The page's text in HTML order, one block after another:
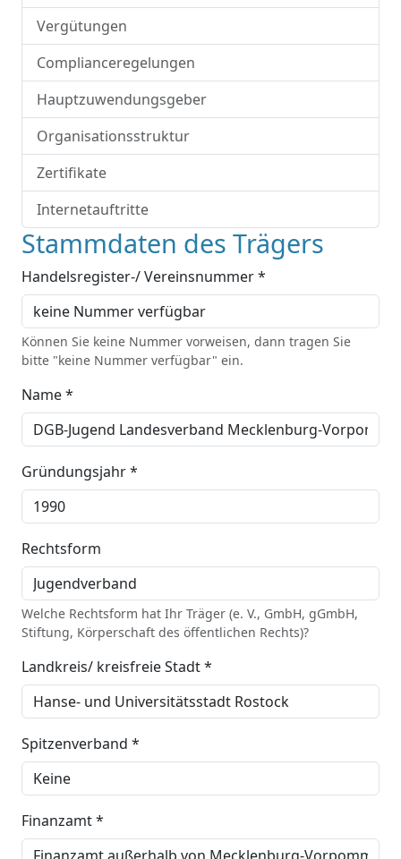
Vergütungen
Complianceregelungen
Hauptzuwendungsgeber
Organisationsstruktur
Zertifikate
Internetauftritte
Stammdaten des Trägers
Handelsregister-/ Vereinsnummer *
Können Sie keine Nummer vorweisen, dann tragen Sie
bitte "keine Nummer verfügbar" ein.
Name *
Gründungsjahr *
Rechtsform
Welche Rechtsform hat Ihr Träger (e. V., GmbH, gGmbH,
Stiftung, Körperschaft des öffentlichen Rechts)?
Landkreis/ kreisfreie Stadt *
Spitzenverband *
Finanzamt *